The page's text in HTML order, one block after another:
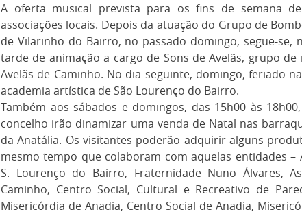
A oferta musical prevista para os fins de semana
associações locais. Depois da atuação do Grupo de
de Vilarinho do Bairro, no passado domingo, segue-se,
tarde de animação a cargo de Sons de Avelãs, grupo
Avelãs de Caminho. No dia seguinte, domingo, feriado
academia artística de São Lourenço do Bairro.
Também aos sábados e domingos, das 15h00 às
concelho irão dinamizar uma venda de Natal nas
da Anatália. Os visitantes poderão adquirir alguns
mesmo tempo que colaboram com aquelas entidades
S. Lourenço do Bairro, Fraternidade Nuno Álvares,
Caminho, Centro Social, Cultural e Recreativo de
Misericórdia de Anadia, Centro Social de Anadia,